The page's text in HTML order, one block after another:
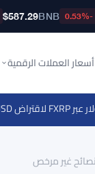
-0.53%
BNB
$587.29
أسعار العملات الرقمية